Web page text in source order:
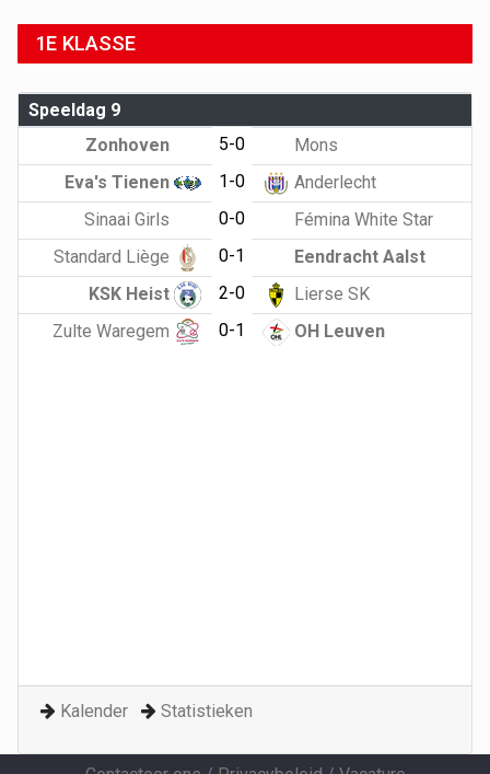
1E KLASSE
Speeldag 9
Zonhoven
5-0
Mons
Eva's Tienen
1-0
Anderlecht
Sinaai Girls
0-0
Fémina White Star
Standard Liège
0-1
Eendracht Aalst
KSK Heist
2-0
Lierse SK
Zulte Waregem
0-1 OH Leuven
Kalender Statistieken